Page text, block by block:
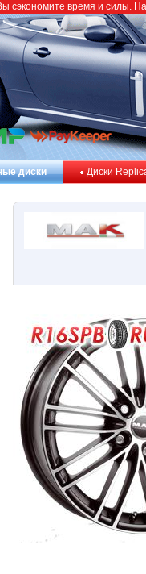
диски Диски
сэкономите время и силы.